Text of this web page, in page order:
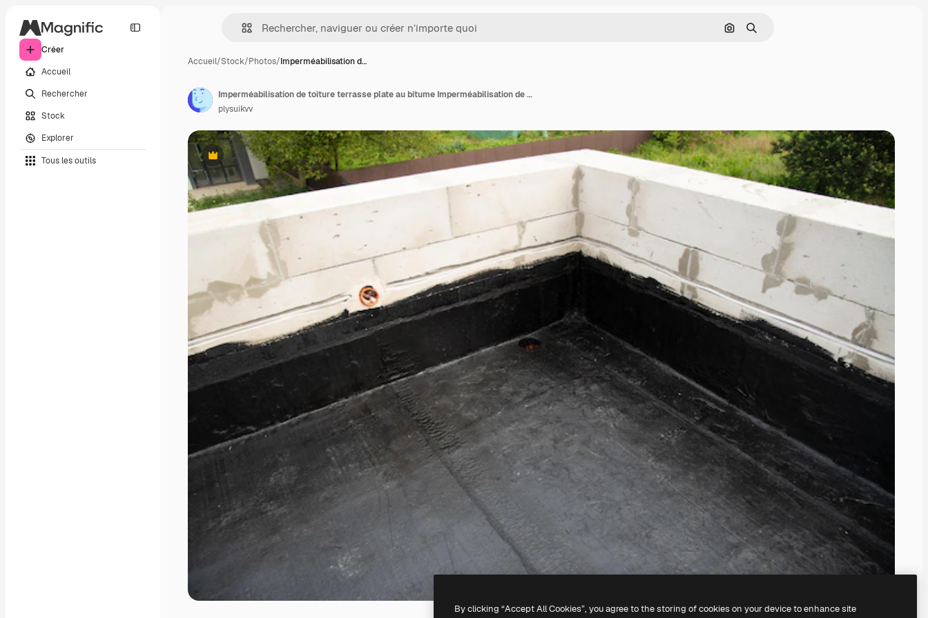
Créer
Accueil
Rechercher
Stock
Explorer
Tous les outils
Rechercher par image
Rechercher
Accueil/Stock/Photos/Imperméabilisation d…
Premium
Imperméabilisation de toiture terrasse plate au bitume Imperméabilisation de toiture Couche isolante en bitume
plysuikvv
By clicking “Accept All Cookies”, you agree to the storing of cookies on your device to enhance site